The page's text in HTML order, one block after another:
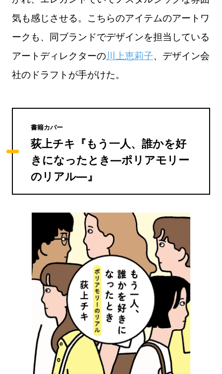
気も感じさせる。こちらのアイテムのアートワ
ークも、同ブランドでデザインを担当している
アートディレクターの川上恵莉子、デザイン会
社のドラフトが手がけた。
書籍カバー
荻上チキ『もう一人、誰かを好
きになったとき―ポリアモリー
のリアル―』